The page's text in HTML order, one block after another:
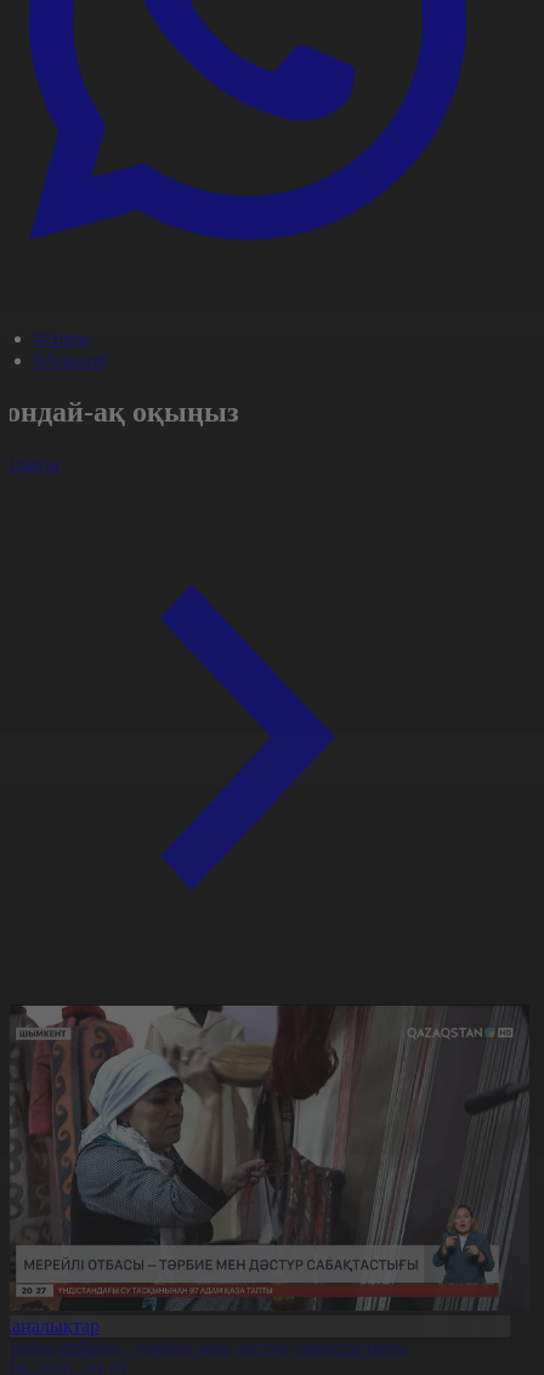
#Әлем
#Aqparat
ақ оқыңыз
отбасы – тәрбие мен дәстүр сабақтастығы
20:19